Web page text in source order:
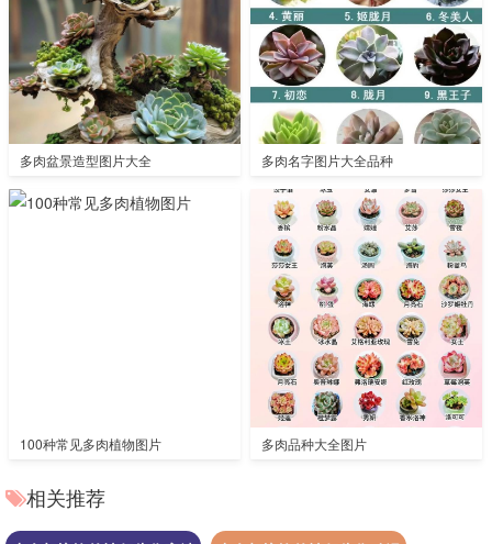
多肉盆景造型图片大全 多肉名字图片大全品种
100种常见多肉植物图片 多肉品种大全图片
相关推荐